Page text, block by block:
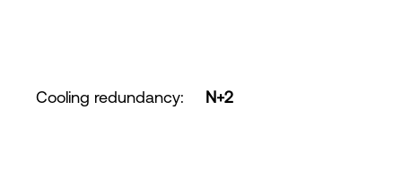
Cooling redundancy: N+2